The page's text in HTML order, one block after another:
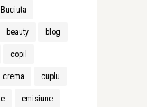
beauty blog
copil
crema cuplu
emisiune